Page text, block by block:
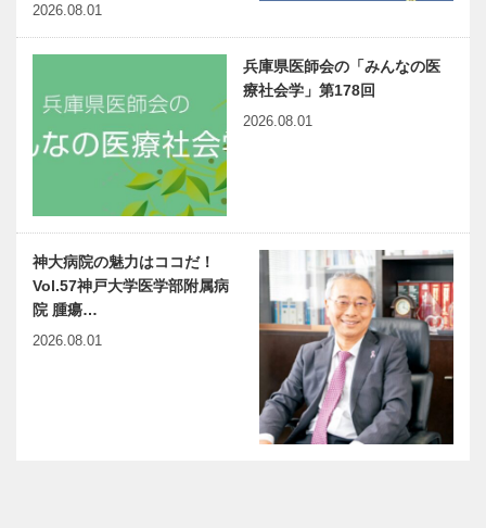
2026.08.01
兵庫県医師会の「みんなの医
療社会学」第178回
2026.08.01
神大病院の魅力はココだ！
Vol.57神戸大学医学部附属病
院 腫瘍…
2026.08.01